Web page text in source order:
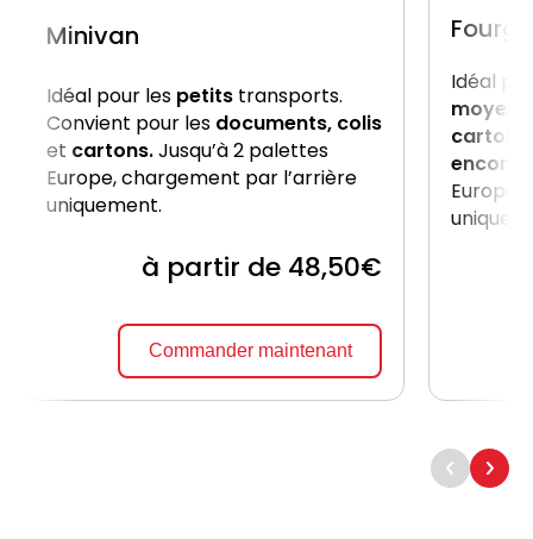
Minivan
Idéal pour les petits transports.
Convient pour les documents, colis
et cartons.Jusqu’à 2 palettes
Europe, chargement par l’arrière
uniquement.
à partir de 48,50€
Commander maintenant
Idéal
cartons
Europe,